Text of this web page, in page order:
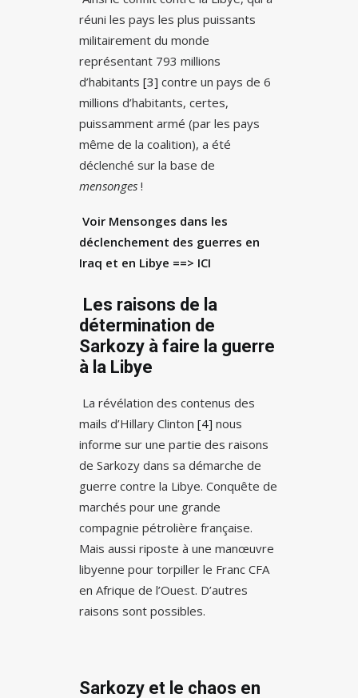
réuni les pays les plus puissants
militairement du monde
représentant 793 millions
d’habitants [3] contre un pays de 6
millions d’habitants, certes,
puissamment armé (par les pays
même de la coalition), a été
déclenché sur la base de
mensonges !
Voir Mensonges dans les
déclenchement des guerres en
Iraq et en Libye ==> ICI
Les raisons de la
détermination de
Sarkozy à faire la guerre
à la Libye
La révélation des contenus des
mails d’Hillary Clinton [4] nous
informe sur une partie des raisons
de Sarkozy dans sa démarche de
guerre contre la Libye. Conquête de
marchés pour une grande
compagnie pétrolière française.
Mais aussi riposte à une manœuvre
libyenne pour torpiller le Franc CFA
en Afrique de l’Ouest. D’autres
raisons sont possibles.
Sarkozy et le chaos en